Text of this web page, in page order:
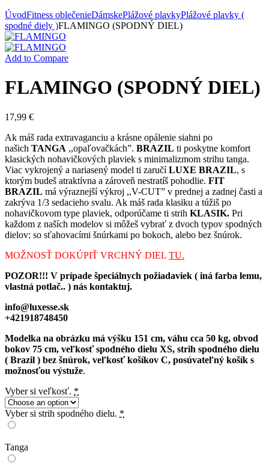
ÚvodFitness oblečenieDámskePlážové plavkyPlážové plavky (
spodné diely )FLAMINGO (SPODNÝ DIEL)
Add to Compare
FLAMINGO (SPODNÝ DIEL)
17,99 €
Ak máš rada extravaganciu a krásne opálenie siahni po
našich TANGA ,,opaľovačkách”. BRAZIL ti poskytne komfort
klasických nohavičkových plaviek s minimalizmom strihu tanga.
Viac vykrojený a nariasený model ti zaručíLUXE BRAZIL, s
ktorým budeš atraktívna a zároveň nestratíš pohodlie. FIT
BRAZIL má výraznejší výkroj ,,V-CUT” v prednej a zadnej časti a
zakrýva 1/3 sedacieho svalu. Ak máš rada klasiku a túžiš po
nohavičkovom type plaviek, odporúčame ti strih KLASIK. Pri
každom z naších modelov si môžeš vybrať z dvoch typov spodných
dielov: so sťahovacími šnúrkami po bokoch, alebo bez šnúrok.
MOŽNOSŤ DOKÚPIŤ VRCHNÝ DIEL TU.
POZOR!!! V prípade špeciálnych požiadaviek ( iná farba lemu,
vlastná potlač.. ) nás kontaktuj.
info@luxesse.sk
+421918748450
Modelka na obrázku má výšku 151 cm, váhu cca 50 kg, obvod
bokov 75 cm, veľkosť spodného dielu XS, strih spodného dielu
( Brazil ) bez šnúrok, veľkosť košíkov C, posúvateľný košík s
možnosťou výstuže.
Vyber si veľkosť. *
Vyber si strih spodného dielu. *
Tanga